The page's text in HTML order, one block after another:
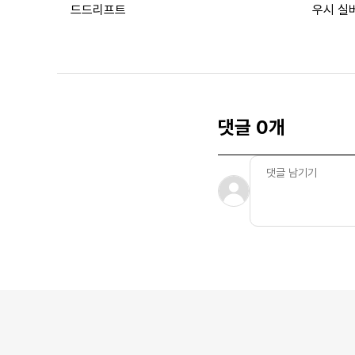
드드리프트
우시 실
댓글 0개